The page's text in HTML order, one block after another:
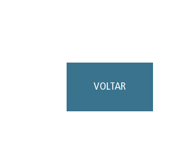
VOLTAR